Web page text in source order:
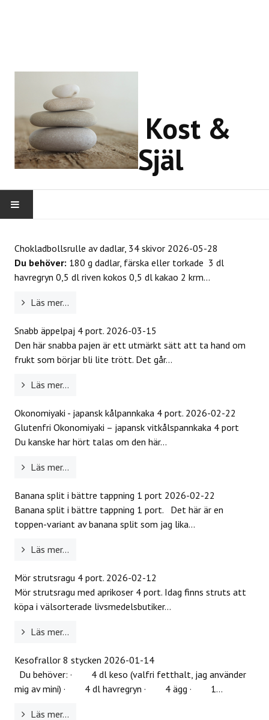
Kost &
Själ
OM MIG
LAVENDELGÖMMAN
INTEGRITETSPOLICY
RECEPT
Chokladbollsrulle av dadlar, 34 skivor 2026-05-28
Du behöver: 180 g dadlar, färska eller torkade 3 dl
havregryn 0,5 dl riven kokos 0,5 dl kakao 2 krm...
Läs mer...
Snabb äppelpaj 4 port. 2026-03-15
Den här snabba pajen är ett utmärkt sätt att ta hand om
frukt som börjar bli lite trött. Det går...
Läs mer...
Okonomiyaki - japansk kålpannkaka 4 port. 2026-02-22
Glutenfri Okonomiyaki – japansk vitkålspannkaka 4 port
Du kanske har hört talas om den här...
Läs mer...
Banana split i bättre tappning 1 port 2026-02-22
Banana split i bättre tappning 1 port. Det här är en
toppen-variant av banana split som jag lika...
Läs mer...
Mör strutsragu 4 port. 2026-02-12
Mör strutsragu med aprikoser 4 port. Idag finns struts att
köpa i välsorterade livsmedelsbutiker...
Läs mer...
Kesofrallor 8 stycken 2026-01-14
Du behöver: · 4 dl keso (valfri fetthalt, jag använder
mig av mini) · 4 dl havregryn · 4 ägg · 1...
Läs mer...